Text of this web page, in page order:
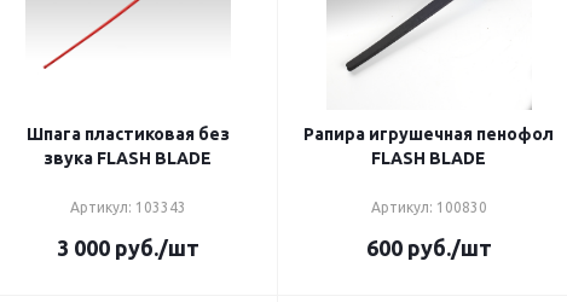
Шпага пластиковая без
звука FLASH BLADE
Артикул: 103343
3 000руб./шт
Рапира игрушечная пенофол
FLASH BLADE
Артикул: 100830
600руб./шт